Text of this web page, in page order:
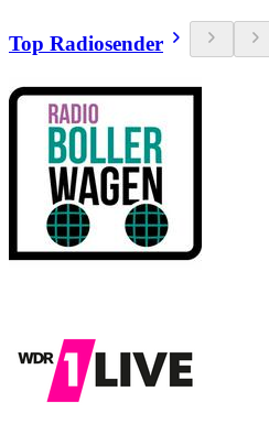
Top Radiosender